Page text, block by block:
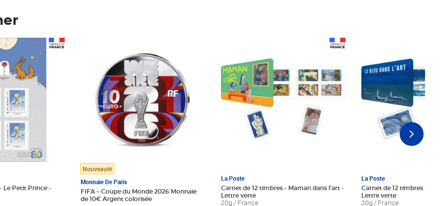
Le Petit Prince -
Nouveauté
Monnaie De Paris
FIFA – Coupe du Monde 2026 Monnaie
de 10€ Argent colorisée
La Poste
Carnet de 12 timbres - Maman dans l'art -
Lettre verte
20g / France
La Poste
Carnet de 12 timbres - Le
Lettre verte
20g / France